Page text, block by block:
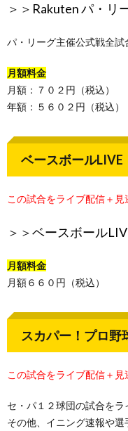
＞＞ Rakuten パ・リ
パ・リーグ主催公式戦全試
月額料金
月額：７０２円（税込）
年額：５６０２円（税込）
ベースボールLIVE
この試合をライブ配信＋見
＞＞ベースボール
月額料金
月額６６０円（税込）
スカパー！プロ野
この試合をライブ配信＋見
セ・パ１２球団の試合をラ
その他、イニング速報や選